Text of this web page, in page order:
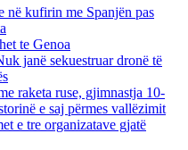
në kufirin me Spanjën pas
te Genoa
janë sekuestruar dronë të
raketa ruse, gjimnastja 10-
e saj përmes vallëzimit
e tre organizatave gjatë